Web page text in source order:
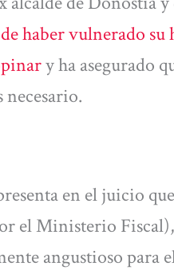
de haber vulnerado
y ha asegurado
en el juicio
el Ministerio
angustioso para